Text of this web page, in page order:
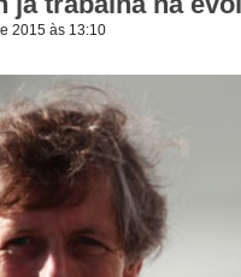
2015 às 13:10